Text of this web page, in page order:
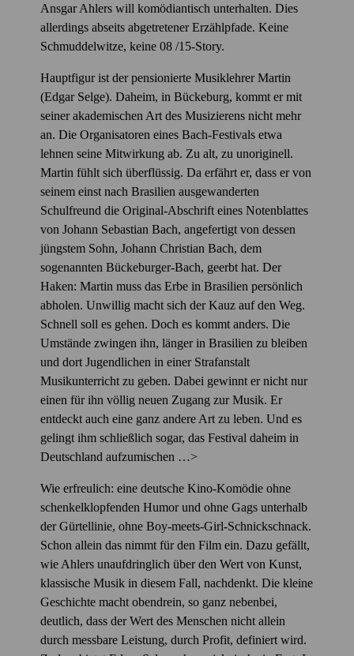
Ansgar Ahlers will komödiantisch unterhalten. Dies
allerdings abseits abgetretener Erzählpfade. Keine
Schmuddelwitze, keine 08 /15-Story.
Hauptfigur ist der pensionierte Musiklehrer Martin
(Edgar Selge). Daheim, in Bückeburg, kommt er mit
seiner akademischen Art des Musizierens nicht mehr
an. Die Organisatoren eines Bach-Festivals etwa
lehnen seine Mitwirkung ab. Zu alt, zu unoriginell.
Martin fühlt sich überflüssig. Da erfährt er, dass er von
seinem einst nach Brasilien ausgewanderten
Schulfreund die Original-Abschrift eines Notenblattes
von Johann Sebastian Bach, angefertigt von dessen
jüngstem Sohn, Johann Christian Bach, dem
sogenannten Bückeburger-Bach, geerbt hat. Der
Haken: Martin muss das Erbe in Brasilien persönlich
abholen. Unwillig macht sich der Kauz auf den Weg.
Schnell soll es gehen. Doch es kommt anders. Die
Umstände zwingen ihn, länger in Brasilien zu bleiben
und dort Jugendlichen in einer Strafanstalt
Musikunterricht zu geben. Dabei gewinnt er nicht nur
einen für ihn völlig neuen Zugang zur Musik. Er
entdeckt auch eine ganz andere Art zu leben. Und es
gelingt ihm schließlich sogar, das Festival daheim in
Deutschland aufzumischen …>
Wie erfreulich: eine deutsche Kino-Komödie ohne
schenkelklopfenden Humor und ohne Gags unterhalb
der Gürtellinie, ohne Boy-meets-Girl-Schnickschnack.
Schon allein das nimmt für den Film ein. Dazu gefällt,
wie Ahlers unaufdringlich über den Wert von Kunst,
klassische Musik in diesem Fall, nachdenkt. Die kleine
Geschichte macht obendrein, so ganz nebenbei,
deutlich, dass der Wert des Menschen nicht allein
durch messbare Leistung, durch Profit, definiert wird.